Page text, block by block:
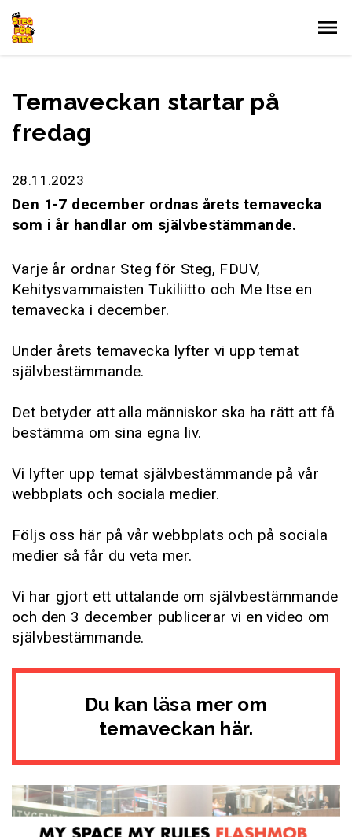
Gå till innehållet
Temaveckan startar på
fredag
28.11.2023
Den 1-7 december ordnas årets temavecka
som i år handlar om självbestämmande.
Varje år ordnar Steg för Steg, FDUV,
Kehitysvammaisten Tukiliitto och Me Itse en
temavecka i december.
Under årets temavecka lyfter vi upp temat
självbestämmande.
Det betyder att alla människor ska ha rätt att få
bestämma om sina egna liv.
Vi lyfter upp temat självbestämmande på vår
webbplats och sociala medier.
Följs oss här på vår webbplats och på sociala
medier så får du veta mer.
Vi har gjort ett uttalande om självbestämmande
och den 3 december publicerar vi en video om
självbestämmande.
Du kan läsa mer om
temaveckan här.